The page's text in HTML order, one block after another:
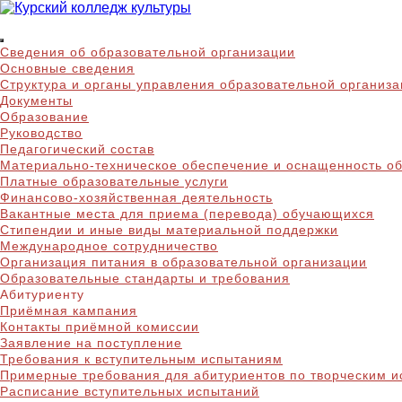
Skip
content
Курский колледж
Сведения об образовательной организации
Основные сведения
Структура и органы управления образовательной
Документы
Образование
Руководство
Педагогический состав
Материально-техническое обеспечение и оснащенность
Платные образовательные услуги
Финансово-хозяйственная деятельность
Вакантные места для приема (перевода) обучающихся
Стипендии и иные виды материальной поддержки
Международное сотрудничество
Организация питания в образовательной организации
Образовательные стандарты и требования
Абитуриенту
Приёмная кампания
Контакты приёмной комиссии
Заявление на поступление
Требования к вступительным испытаниям
Примерные требования для абитуриентов по творческим
Расписание вступительных испытаний